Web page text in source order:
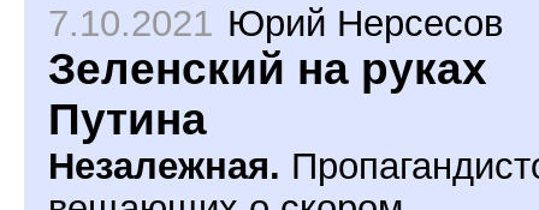
7.10.2021 Юрий Нерсесов
Зеленский на руках
Путина
Незалежная.